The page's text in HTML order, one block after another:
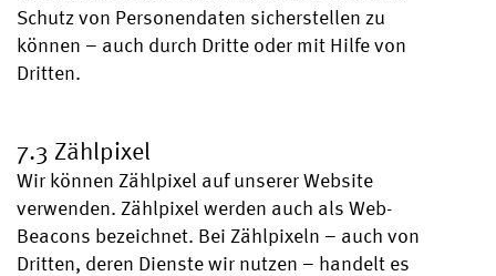
Schutz von Personendaten sicherstellen zu
können – auch durch Dritte oder mit Hilfe von
Dritten.
7.3 Zählpixel
Wir können Zählpixel auf unserer Website
verwenden. Zählpixel werden auch als Web-
Beacons bezeichnet. Bei Zählpixeln – auch von
Dritten, deren Dienste wir nutzen – handelt es